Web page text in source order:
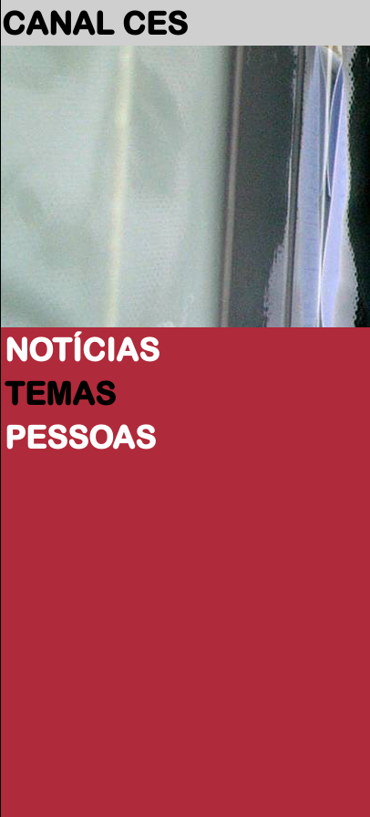
CANAL CES
NOTÍCIAS
TEMAS
PESSOAS